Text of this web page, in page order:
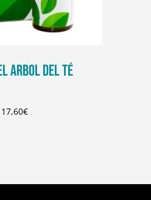
ARBOL DEL TÉ
17,60€